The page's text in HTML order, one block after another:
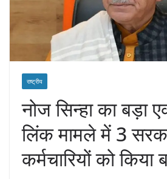
राष्ट्रीय
नोज सिन्हा का बड़ा
लिंक मामले में 3
कर्मचारियों को किया